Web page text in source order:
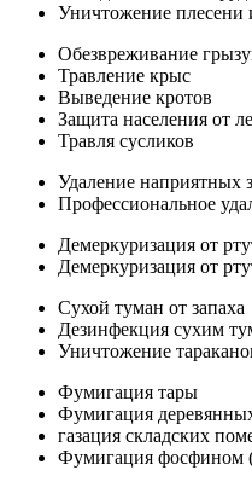
Уничтожение плесени
Обезвреживание
Травление крыс
Выведение кротов
Защита населения от
Травля сусликов
Удаление наприятных
Профессиональное
Демеркуризация от
Демеркуризация от
Сухой туман от запаха
Дезинфекция сухим
Уничтожение
Фумигация тары
Фумигация
газация складских
Фумигация фосфином